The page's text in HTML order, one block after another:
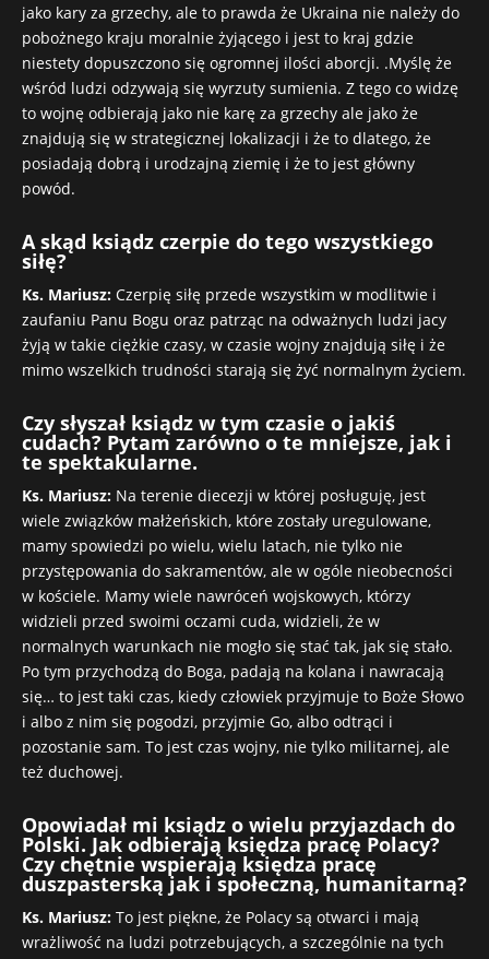
jako kary za grzechy, ale to prawda że Ukraina nie należy do
pobożnego kraju moralnie żyjącego i jest to kraj gdzie
niestety dopuszczono się ogromnej ilości aborcji. .Myślę że
wśród ludzi odzywają się wyrzuty sumienia. Z tego co widzę
to wojnę odbierają jako nie karę za grzechy ale jako że
znajdują się w strategicznej lokalizacji i że to dlatego, że
posiadają dobrą i urodzajną ziemię i że to jest główny
powód.
A skąd ksiądz czerpie do tego wszystkiego
siłę?
Ks. Mariusz: Czerpię siłę przede wszystkim w modlitwie i
zaufaniu Panu Bogu oraz patrząc na odważnych ludzi jacy
żyją w takie ciężkie czasy, w czasie wojny znajdują siłę i że
mimo wszelkich trudności starają się żyć normalnym życiem.
Czy słyszał ksiądz w tym czasie o jakiś
cudach? Pytam zarówno o te mniejsze, jak i
te spektakularne.
Ks. Mariusz: Na terenie diecezji w której posługuję, jest
wiele związków małżeńskich, które zostały uregulowane,
mamy spowiedzi po wielu, wielu latach, nie tylko nie
przystępowania do sakramentów, ale w ogóle nieobecności
w kościele. Mamy wiele nawróceń wojskowych, którzy
widzieli przed swoimi oczami cuda, widzieli, że w
normalnych warunkach nie mogło się stać tak, jak się stało.
Po tym przychodzą do Boga, padają na kolana i nawracają
się… to jest taki czas, kiedy człowiek przyjmuje to Boże Słowo
i albo z nim się pogodzi, przyjmie Go, albo odtrąci i
pozostanie sam. To jest czas wojny, nie tylko militarnej, ale
też duchowej.
Opowiadał mi ksiądz o wielu przyjazdach do
Polski. Jak odbierają księdza pracę Polacy?
Czy chętnie wspierają księdza pracę
duszpasterską jak i społeczną, humanitarną?
Ks. Mariusz: To jest piękne, że Polacy są otwarci i mają
wrażliwość na ludzi potrzebujących, a szczególnie na tych